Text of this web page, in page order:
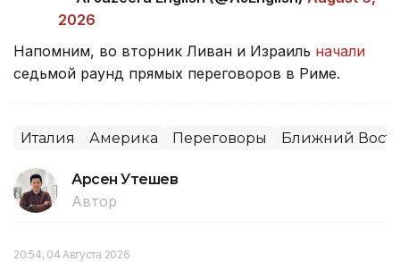
2026
Напомним, во вторник Ливан и Израиль начали
седьмой раунд прямых переговоров в Риме.
Италия Америка Переговоры Ближний
Арсен Утешев
Автор
20:54, 04 Августа 2026